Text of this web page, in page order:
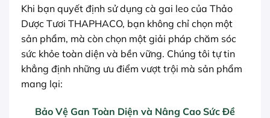
Khi bạn quyết định sử dụng cà gai leo của Thảo
Dược Tươi THAPHACO, bạn không chỉ chọn một
sản phẩm, mà còn chọn một giải pháp chăm sóc
sức khỏe toàn diện và bền vững. Chúng tôi tự tin
khẳng định những ưu điểm vượt trội mà sản phẩm
mang lại:
Bảo Vệ Gan Toàn Diện và Nâng Cao Sức Đề